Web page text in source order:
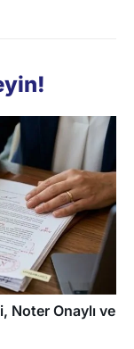
Noter Onaylı ve